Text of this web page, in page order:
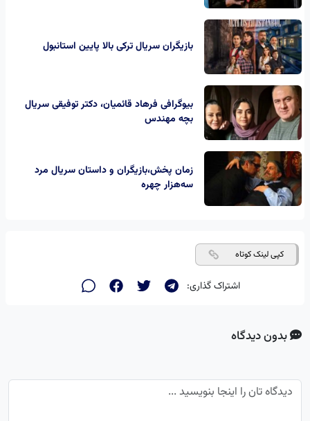
بازیگران سریال ترکی بالا پایین استانبول
بیوگرافی فرهاد قائمیان، دکتر توفیقی سریال
بچه مهندس
زمان پخش،بازیگران و داستان سریال مرد
سه‌هزار چهره
کپی لینک کوتاه
اشتراک گذاری:
بدون دیدگاه